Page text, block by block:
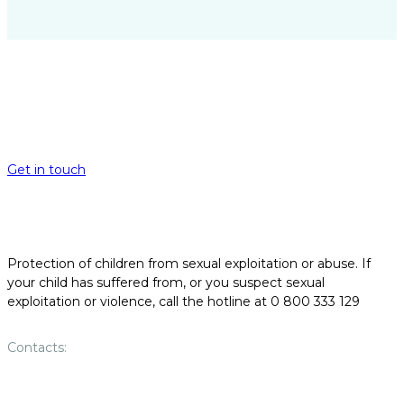
Get in touch
Protection of children from sexual exploitation or abuse. If
your child has suffered from, or you suspect sexual
exploitation or violence, call the hotline at 0 800 333 129
Contacts: